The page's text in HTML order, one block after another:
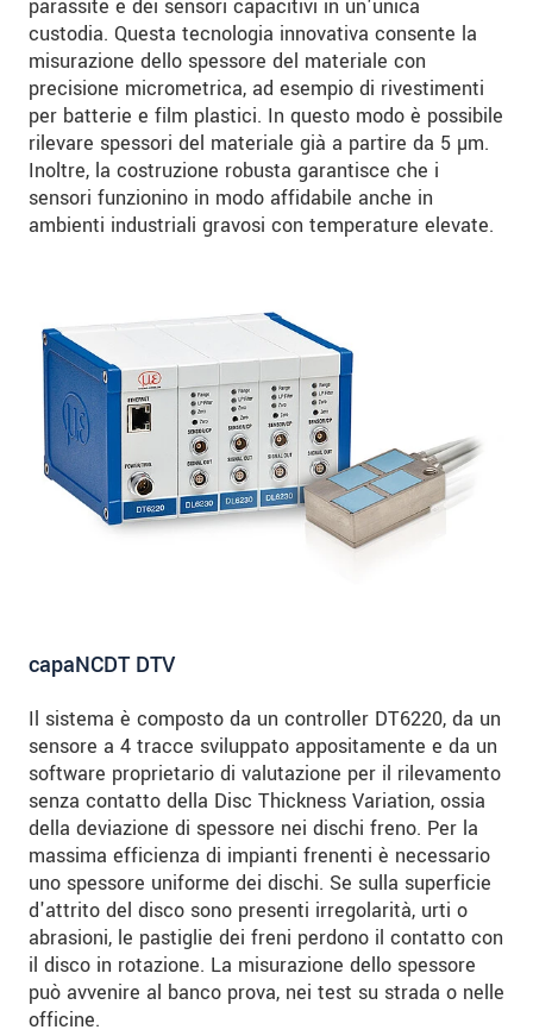
parassite e dei sensori capacitivi in un'unica
custodia. Questa tecnologia innovativa consente la
misurazione dello spessore del materiale con
precisione micrometrica, ad esempio di rivestimenti
per batterie e film plastici. In questo modo è possibile
rilevare spessori del materiale già a partire da 5 µm.
Inoltre, la costruzione robusta garantisce che i
sensori funzionino in modo affidabile anche in
ambienti industriali gravosi con temperature elevate.
capaNCDT DTV
Il sistema è composto da un controller DT6220, da un
sensore a 4 tracce sviluppato appositamente e da un
software proprietario di valutazione per il rilevamento
senza contatto della Disc Thickness Variation, ossia
della deviazione di spessore nei dischi freno. Per la
massima efficienza di impianti frenenti è necessario
uno spessore uniforme dei dischi. Se sulla superficie
d'attrito del disco sono presenti irregolarità, urti o
abrasioni, le pastiglie dei freni perdono il contatto con
il disco in rotazione. La misurazione dello spessore
può avvenire al banco prova, nei test su strada o nelle
officine.